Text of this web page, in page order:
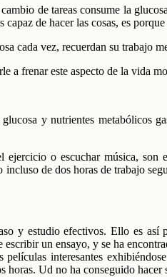
de tareas consume la
de hacer las cosas, es
cada vez, recuerdan su
a frenar este aspecto de la vida
y nutrientes metabólicos
o escuchar música, son
de dos horas de trabajo
y estudio efectivos. Ello es
un ensayo, y se ha
interesantes
horas. Ud no ha conseguido